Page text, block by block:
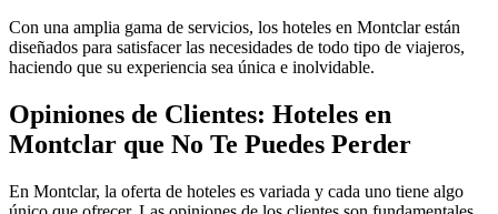
Con una amplia gama de servicios, los hoteles en Montclar están
diseñados para satisfacer las necesidades de todo tipo de viajeros,
haciendo que su experiencia sea única e inolvidable.
Opiniones de Clientes: Hoteles en
Montclar que No Te Puedes Perder
En Montclar, la oferta de hoteles es variada y cada uno tiene algo